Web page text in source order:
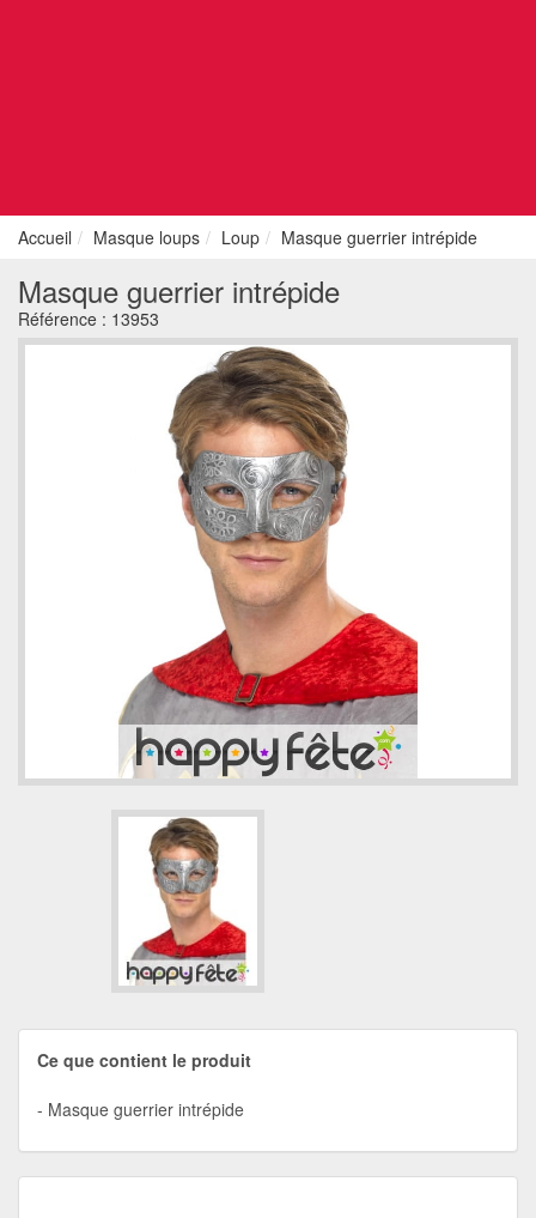
Accueil Masque loups Loup Masque guerrier intrépide
Masque guerrier intrépide
Référence : 13953
Ce que contient le produit
Masque guerrier intrépide